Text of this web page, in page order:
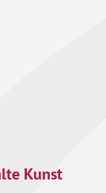
Kunst